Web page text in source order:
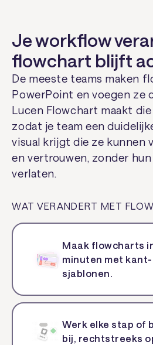
Je workflow
flowchart blijft
De meeste teams maken
PowerPoint en voegen ze
Lucen Flowchart maakt
zodat je team een
visual krijgt die ze kunnen
en vertrouwen, zonder
verlaten.
WAT VERANDERT MET
Maak flowcharts
minuten met
sjablonen.
Werk elke stap of
bij, rechtstreeks